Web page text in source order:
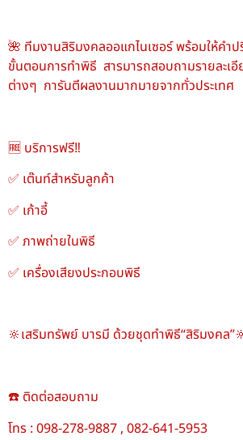
🌺 ทีมงานสิริมงคลออแกไนเซอร์ พร้อมให้คำป
ขั้นตอนการทำพิธี สารมารถสอบถามรายละเอี
ต่างๆ การันตีผลงานมากมายจากทั่วประเทศ
🆓 บริการฟรี‼️
✅ เต๊นท์สำหรับลูกค้า
✅ เก้าอี้
✅ ภาพถ่ายในพิธี
✅ เครื่องเสียงประกอบพิธี
🔆เสริมทรัพย์ บารมี ด้วยชุดทำพิธี“สิริมงคล
☎️ ติดต่อสอบถาม
โทร : 098-278-9887 , 082-641-5953